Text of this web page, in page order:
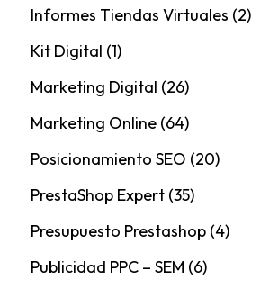
Informes Tiendas Virtuales (2)
Kit Digital (1)
Marketing Digital (26)
Marketing Online(64)
Posicionamiento SEO (20)
PrestaShop Expert(35)
Presupuesto Prestashop(4)
Publicidad PPC – SEM (6)